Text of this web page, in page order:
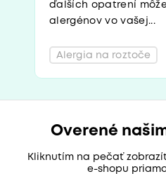
ďalších opatrení
alergénov vo vašej...
Alergia na roztoče
Overené
Kliknutím na pečať
e-shopu